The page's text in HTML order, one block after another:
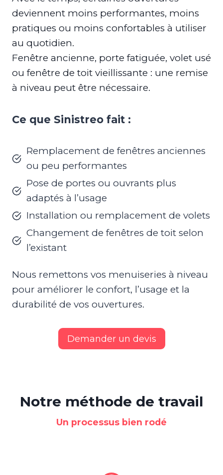
deviennent moins performantes, moins
pratiques ou moins confortables à utiliser
au quotidien.
Fenêtre ancienne, porte fatiguée, volet usé
ou fenêtre de toit vieillissante : une remise
à niveau peut être nécessaire.
Ce que Sinistreo fait :
Remplacement de fenêtres anciennes
ou peu performantes
Pose de portes ou ouvrants plus
adaptés à l’usage
Installation ou remplacement de volets
Changement de fenêtres de toit selon
l’existant
Nous remettons vos menuiseries à niveau
pour améliorer le confort, l’usage et la
durabilité de vos ouvertures.
Demander un devis
Notre méthode de travail
Un processus bien rodé